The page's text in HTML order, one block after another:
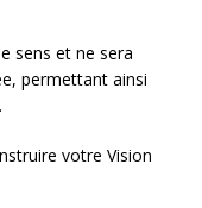
sens et ne sera
permettant ainsi
votre Vision